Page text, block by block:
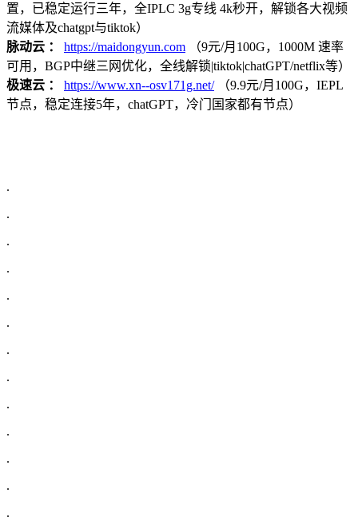
置，已稳定运行三年，全IPLC 3g专线 4k秒开，解锁各大视频
流媒体及chatgpt与tiktok）
脉动云 ：
https://maidongyun.com （9元/月100G，1000M 速率
可用，BGP中继三网优化，全线解锁|tiktok|chatGPT/netflix等）
极速云 ：
https://www.xn--osv171g.net/（9.9元/月100G，IEPL
节点，稳定连接5年，chatGPT，冷门国家都有节点）
.
.
.
.
.
.
.
.
.
.
.
.
.